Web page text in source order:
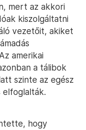
mert az akkori
kiszolgáltatni
vezetőit, akiket
amerikai
a tálibok
szinte az egész
elfoglalták.
hogy